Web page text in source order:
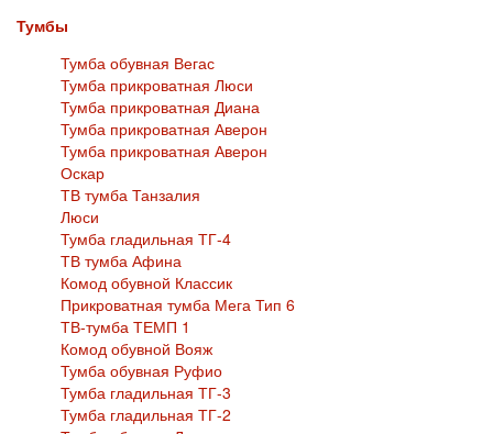
Тумбы
Тумба обувная Вегас
Тумба прикроватная Люси
Тумба прикроватная Диана
Тумба прикроватная Аверон
Тумба прикроватная Аверон
Оскар
ТВ тумба Танзалия
Люси
Тумба гладильная ТГ-4
ТВ тумба Афина
Комод обувной Классик
Прикроватная тумба Мега Тип 6
ТВ-тумба ТЕМП 1
Комод обувной Вояж
Тумба обувная Руфио
Тумба гладильная ТГ-3
Тумба гладильная ТГ-2